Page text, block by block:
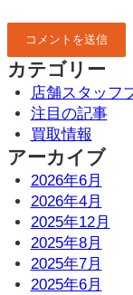
カテゴリー
店舗スタッフ
注目の記事
買取情報
アーカイブ
2026年6月
2026年4月
2025年12月
2025年8月
2025年7月
2025年6月